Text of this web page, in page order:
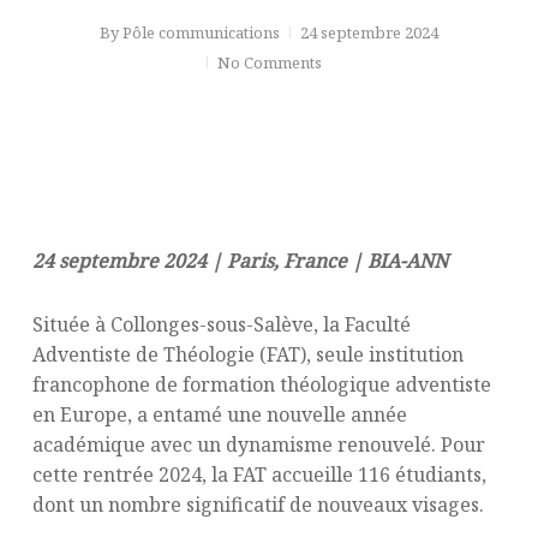
ByPôle communications
24 septembre 2024
No Comments
24 septembre 2024 | Paris, France | BIA-ANN
Située à Collonges-sous-Salève, la Faculté
Adventiste de Théologie (FAT), seule institution
francophone de formation théologique adventiste
en Europe, a entamé une nouvelle année
académique avec un dynamisme renouvelé. Pour
cette rentrée 2024, la FAT accueille 116 étudiants,
dont un nombre significatif de nouveaux visages.